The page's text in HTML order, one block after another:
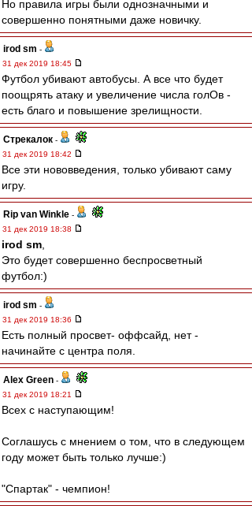
Но правила игры были однозначными и
совершенно понятными даже новичку.
irod sm -
31 дек 2019 18:45
Футбол убивают автобусы. А все что будет
поощрять атаку и увеличение числа голОв -
есть благо и повышение зрелищности.
Стрекалок -
31 дек 2019 18:42
Все эти нововведения, только убивают саму
игру.
Rip van Winkle -
31 дек 2019 18:38
irod sm
Это будет совершенно беспросветный
футбол:)
irod sm -
31 дек 2019 18:36
Есть полный просвет- оффсайд, нет -
начинайте с центра поля.
Alex Green -
31 дек 2019 18:21
Всех с наступающим!
Соглашусь с мнением о том, что в следующем
году может быть только лучше:)
"Спартак" - чемпион!